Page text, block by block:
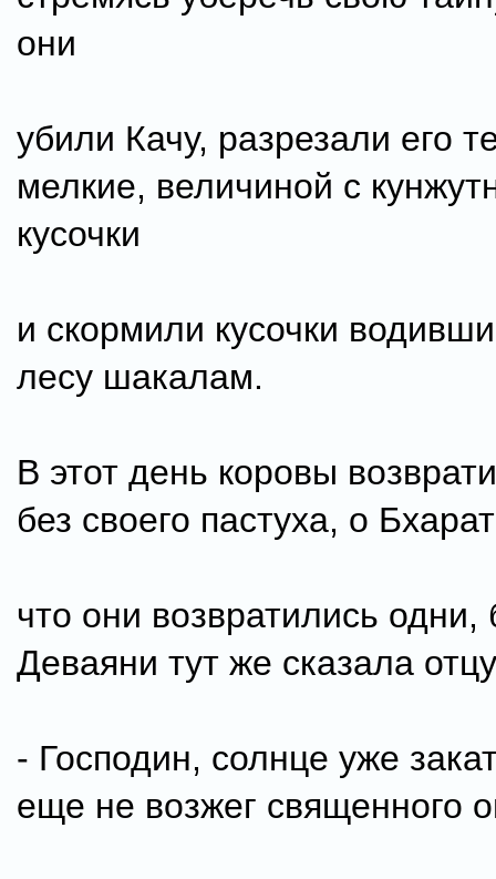
они
убили Качу, разрезали его
мелкие, величиной с
кусочки
и скормили кусочки
лесу шакалам.
В этот день коровы
без своего пастуха, о
что они возвратились одни,
Деваяни тут же сказала
- Господин, солнце уже
еще не возжег священного